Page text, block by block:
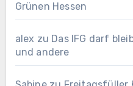
Grünen Hessen
alex zu Das IFG darf
und andere